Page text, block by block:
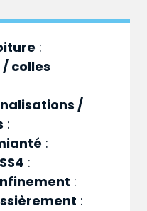
:
colles
/
:
:
:
:
: